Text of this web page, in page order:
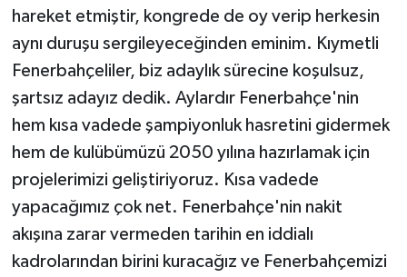
hareket etmiştir, kongrede de oy verip herkesin
aynı duruşu sergileyeceğinden eminim. Kıymetli
Fenerbahçeliler, biz adaylık sürecine koşulsuz,
şartsız adayız dedik. Aylardır Fenerbahçe'nin
hem kısa vadede şampiyonluk hasretini gidermek
hem de kulübümüzü 2050 yılına hazırlamak için
projelerimizi geliştiriyoruz. Kısa vadede
yapacağımız çok net. Fenerbahçe'nin nakit
akışına zarar vermeden tarihin en iddialı
kadrolarından birini kuracağız ve Fenerbahçemizi